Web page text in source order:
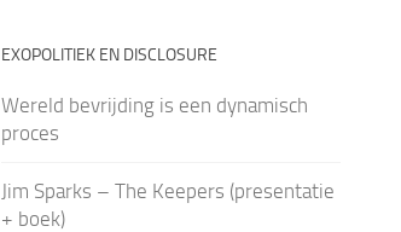
EXOPOLITIEK EN DISCLOSURE
Wereld bevrijding is een dynamisch
proces
Jim Sparks – The Keepers (presentatie
+ boek)